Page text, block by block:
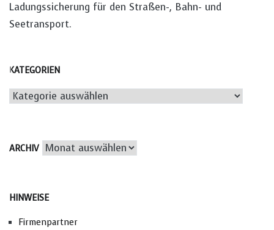
Ladungssicherung für den Straßen-, Bahn- und
Seetransport.
KATEGORIEN
Kategorien
ARCHIV Archiv
HINWEISE
Firmenpartner